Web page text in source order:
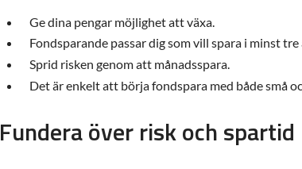
Ge dina pengar möjlighet att växa.
Fondsparande passar dig som vill spara i minst tre
Sprid risken genom att månadsspara.
Det är enkelt att börja fondspara med både små
Fundera över risk och spartid